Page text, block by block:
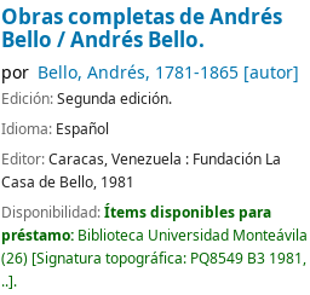
Obras completas de Andrés
Bello / Andrés Bello.
por Bello, Andrés, 1781-1865[autor]
Edición:Segunda edición.
Idioma: Español
Editor:Caracas, Venezuela : Fundación La
Casa de Bello, 1981
Disponibilidad:Ítems disponibles para
préstamo: Biblioteca Universidad Monteávila
(26) Signatura topográfica: PQ8549 B3 1981,
.. .